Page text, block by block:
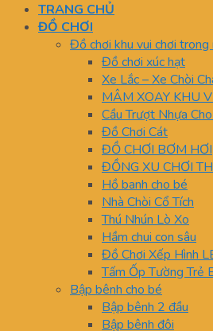
TRANG CHỦ
ĐỒ CHƠI
Đồ chơi khu vui chơi trong
Đồ chơi xúc hạt
Xe Lắc – Xe Chòi
MÂM XOAY KHU
Cầu Trượt Nhựa
Đồ Chơi Cát
ĐỒ CHƠI BƠM HƠI
ĐỒNG XU CHƠI
Hồ banh cho bé
Nhà Chòi Cổ Tích
Thú Nhún Lò Xo
Hầm chui con sâu
Đồ Chơi Xếp Hình
Tấm Ốp Tường Trẻ
Bập bênh cho bé
Bập bênh 2 đầu
Bập bênh đôi